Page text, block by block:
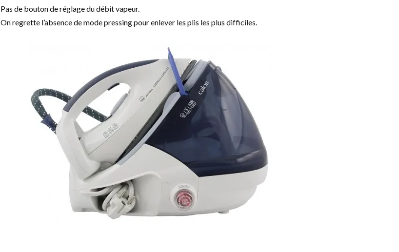
Pas de bouton de réglage du débit vapeur.
On regrette l’absence de mode pressing pour enlever les plis les plus difficiles.